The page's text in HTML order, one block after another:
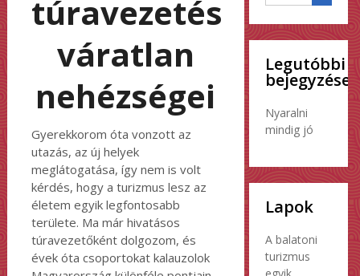
túravezetés
váratlan
nehézségei
Gyerekkorom óta vonzott az
utazás, az új helyek
meglátogatása, így nem is volt
kérdés, hogy a turizmus lesz az
életem egyik legfontosabb
területe. Ma már hivatásos
túravezetőként dolgozom, és
évek óta csoportokat kalauzolok
Legutóbbi
bejegyzések
Nyaralni
mindig jó
Lapok
A balatoni
turizmus